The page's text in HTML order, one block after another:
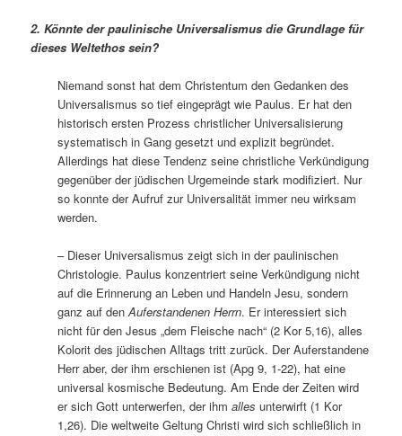
2. Könnte der paulinische Universalismus die Grundlage für
dieses Weltethos sein?
Niemand sonst hat dem Christentum den Gedanken des
Universalismus so tief eingeprägt wie Paulus. Er hat den
historisch ersten Prozess christlicher Universalisierung
systematisch in Gang gesetzt und explizit begründet.
Allerdings hat diese Tendenz seine christliche Verkündigung
gegenüber der jüdischen Urgemeinde stark modifiziert. Nur
so konnte der Aufruf zur Universalität immer neu wirksam
werden.
– Dieser Universalismus zeigt sich in der paulinischen
Christologie. Paulus konzentriert seine Verkündigung nicht
auf die Erinnerung an Leben und Handeln Jesu, sondern
ganz auf denAuferstandenen Herrn. Er interessiert sich
nicht für den Jesus „dem Fleische nach“ (2 Kor 5,16), alles
Kolorit des jüdischen Alltags tritt zurück. Der Auferstandene
Herr aber, der ihm erschienen ist (Apg 9, 1-22), hat eine
universal kosmische Bedeutung. Am Ende der Zeiten wird
er sich Gott unterwerfen, der ihmalles unterwirft (1 Kor
1,26). Die weltweite Geltung Christi wird sich schließlich in